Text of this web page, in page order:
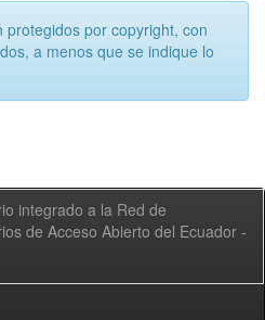
por copyright, con
a menos que se indique lo
integrado a la Red de
de Acceso Abierto del Ecuador -